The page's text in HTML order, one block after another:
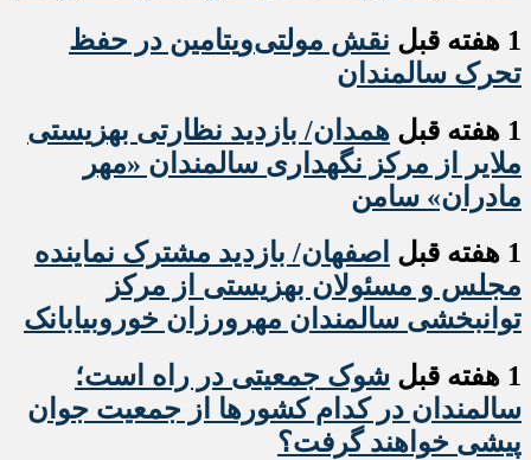
1 هفته قبل
نقش مولتی‌ویتامین در حفظ
تحرک سالمندان
1 هفته قبل
همدان/ بازدید نظارتی بهزیستی
ملایر از مرکز نگهداری سالمندان «مهر
مادران» سامن
1 هفته قبل
اصفهان/ بازدید مشترک نماینده
مجلس و مسئولان بهزیستی از مرکز
توانبخشی سالمندان مهرورزان خوروبیابانک
1 هفته قبل
شوک جمعیتی در راه است؛
سالمندان در کدام کشورها از جمعیت جوان
پیشی خواهند گرفت؟